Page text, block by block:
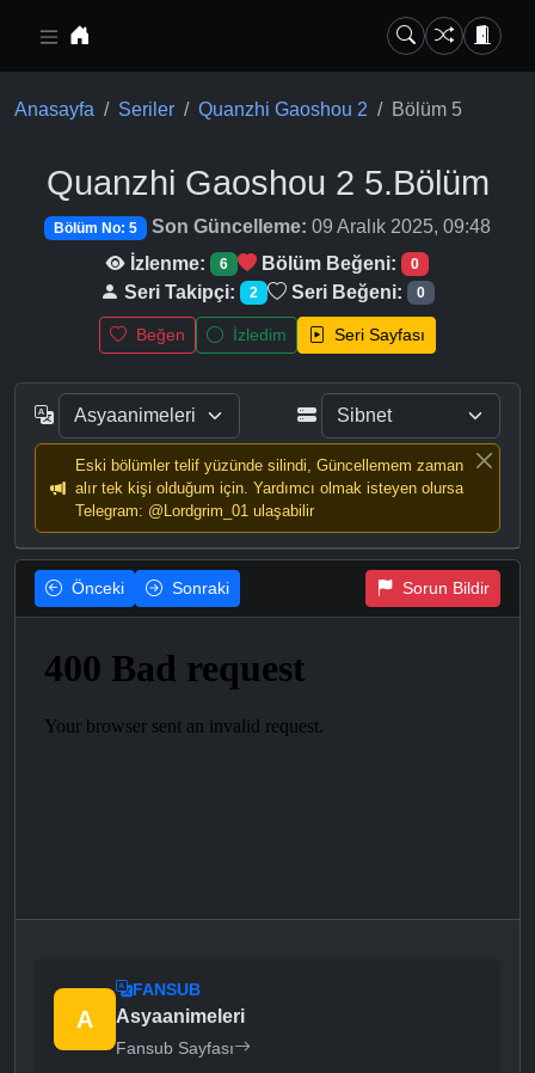
Anasayfa Seriler Quanzhi Gaoshou 2 Bölüm 5
Quanzhi Gaoshou 2 5.Bölüm
Bölüm No: 5 Son Güncelleme: 09 Aralık 2025, 09:48
İzlenme:
6 Bölüm Beğeni: 0
Seri Takipçi: 2 Seri Beğeni: 0
Beğen İzledim Seri Sayfası
Eski bölümler telif yüzünde silindi, Güncellemem zaman
alır tek kişi olduğum için. Yardımcı olmak isteyen olursa
Telegram: @Lordgrim_01 ulaşabilir
Önceki Sonraki Sorun Bildir
A
FANSUB
Asyaanimeleri
Fansub Sayfası